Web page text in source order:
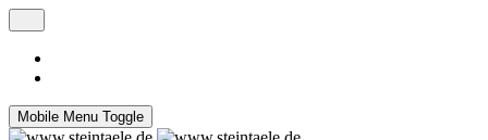
Mobile Menu Toggle